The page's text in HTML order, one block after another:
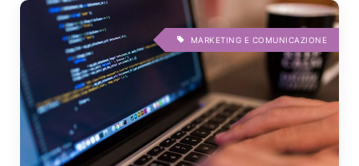
MARKETING E COMUNICAZIONE